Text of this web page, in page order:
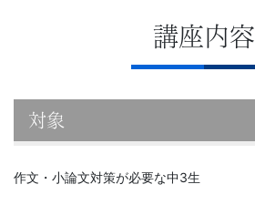
講座内容
対象
作文・小論文対策が必要な中3生